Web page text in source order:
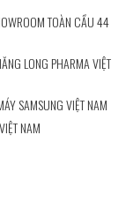
TOÀN CẦU 44
LONG PHARMA VIỆT
SAMSUNG VIỆT NAM
NAM